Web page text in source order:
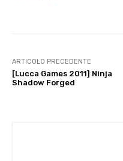
ARTICOLO PRECEDENTE
[Lucca Games 2011] Ninja
Shadow Forged